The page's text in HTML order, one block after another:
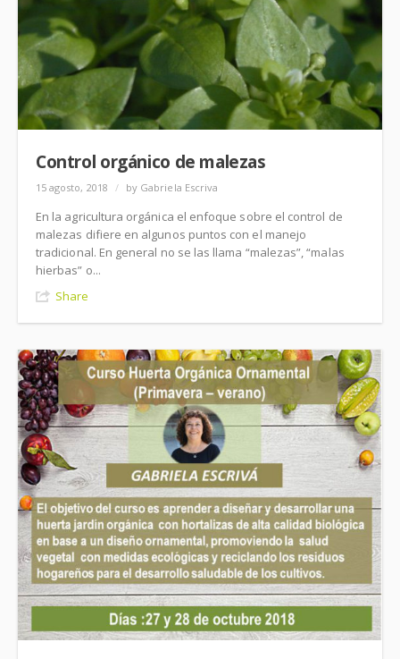
Control orgánico de malezas
15 agosto, 2018 / by Gabriela Escriva
En la agricultura orgánica el enfoque sobre el control de
malezas difiere en algunos puntos con el manejo
tradicional. En general no se las llama “malezas”, “malas
hierbas” o...
Share